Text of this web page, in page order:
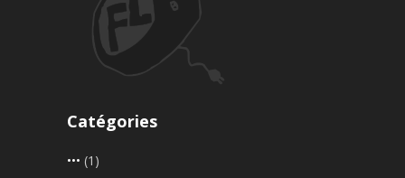
Catégories
••• (1)